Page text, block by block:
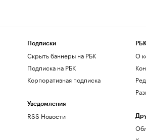
Подписки
Скрыть баннеры на РБК
Подписка на РБК
Корпоративная подписка
Уведомления
RSS Новости
О